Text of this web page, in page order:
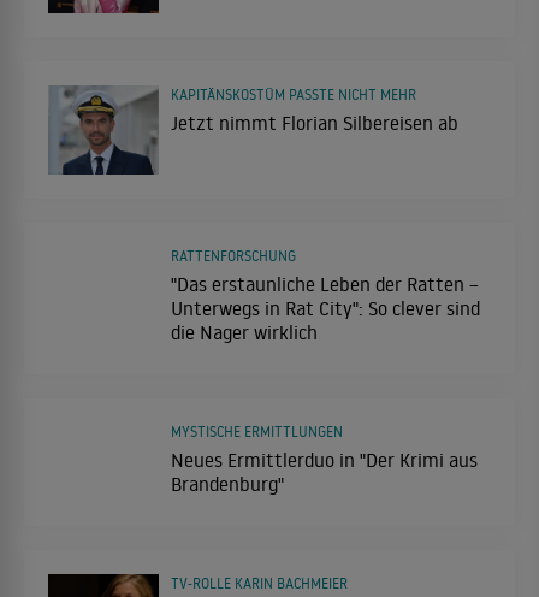
Jetzt nimmt Florian Silbereisen ab
KAPITÄNSKOSTÜM PASSTE NICHT MEHR
"Das erstaunliche Leben der Ratten –
Unterwegs in Rat City": So clever sind
die Nager wirklich
RATTENFORSCHUNG
Neues Ermittlerduo in "Der Krimi aus
Brandenburg"
MYSTISCHE ERMITTLUNGEN
TV-ROLLE KARIN BACHMEIER